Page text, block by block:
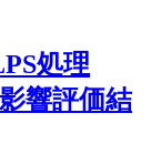
処理
響評価結